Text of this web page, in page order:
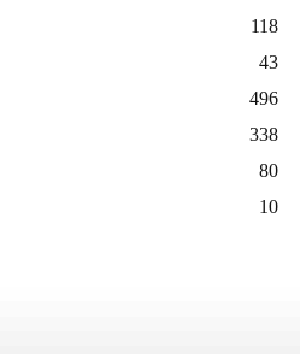
118
43
496
338
80
10